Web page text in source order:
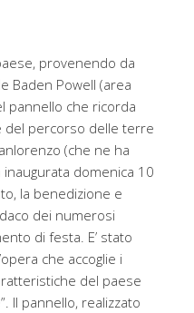
provenendo da
Baden Powell (area
pannello che ricorda
del percorso delle terre
(che ne ha
domenica 10
la benedizione e
dei numerosi
di festa. E’ stato
che accoglie i
del paese
Il pannello, realizzato